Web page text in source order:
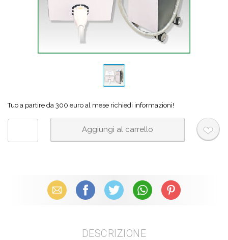
Tuo a partire da 300 euro al mese richiedi informazioni!
Email Facebook X (Twitter) WhatsAppPinterest
DESCRIZIONE